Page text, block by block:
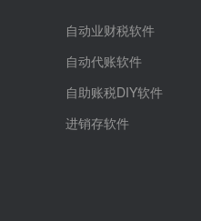
自动业财税软件
自动代账软件
自助账税DIY软件
进销存软件